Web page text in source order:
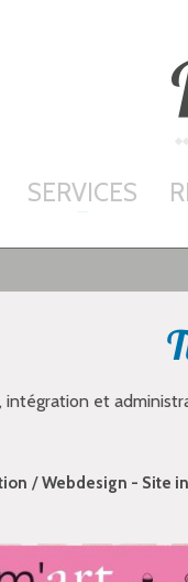
SERVICES
et
/Webdesign - Site